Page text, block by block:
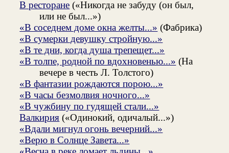
В ресторане («Никогда не забуду (он был,
или не был...»)
«В соседнем доме окна желты...» (Фабрика)
«В сумерки девушку стройную...»
«В те дни, когда душа трепещет...»
«В толпе, родной по вдохновенью...» (На
вечере в честь Л. Толстого)
«В фантазии рождаются порою...»
«В часы безмолвия ночного...»
«В чужбину по гудящей стали...»
Валкирия («Одинокий, одичалый...»)
«Вдали мигнул огонь вечерний...»
«Верю в Солнце Завета...»